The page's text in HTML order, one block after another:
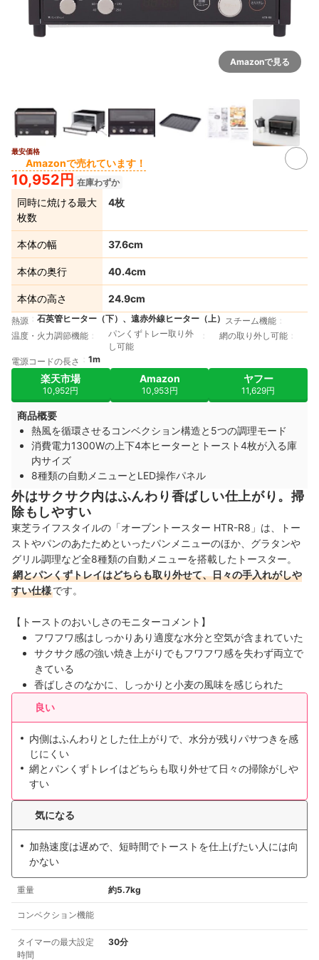
Amazonで見る
最安価格
Amazonで売れています！
10,952円 在庫わずか
同時に焼ける最大
枚数
4枚
本体の幅 37.6cm
本体の奥行 40.4cm
本体の高さ 24.9cm
熱源 石英管ヒーター（下）、遠赤外線ヒーター（上） スチーム機能
温度・火力調節機能
パンくずトレー取り外
し可能
網の取り外し可能
電源コードの長さ 1m
楽天市場
10,952円
Amazon
10,953円
ヤフー
11,629円
商品概要
熱風を循環させるコンベクション構造と5つの調理モード
消費電力1300Wの上下4本ヒーターとトースト4枚が入る庫
内サイズ
8種類の自動メニューとLED操作パネル
外はサクサク内はふんわり香ばしい仕上がり。掃
除もしやすい
東芝ライフスタイルの「オーブントースター HTR-R8」は、トー
ストやパンのあたためといったパンメニューのほか、グラタンや
グリル調理など全8種類の自動メニューを搭載したトースター。
網とパンくずトレイはどちらも取り外せて、日々の手入れがしや
すい仕様です。
【トーストのおいしさのモニターコメント】
フワフワ感はしっかりあり適度な水分と空気が含まれていた
サクサク感の強い焼き上がりでもフワフワ感を失わず両立で
きている
香ばしさのなかに、しっかりと小麦の風味を感じられた
良い
内側はふんわりとした仕上がりで、水分が残りパサつきを感
じにくい
網とパンくずトレイはどちらも取り外せて日々の掃除がしや
すい
気になる
加熱速度は遅めで、短時間でトーストを仕上げたい人には向
かない
重量 約5.7kg
コンベクション機能
タイマーの最大設定
時間
30分